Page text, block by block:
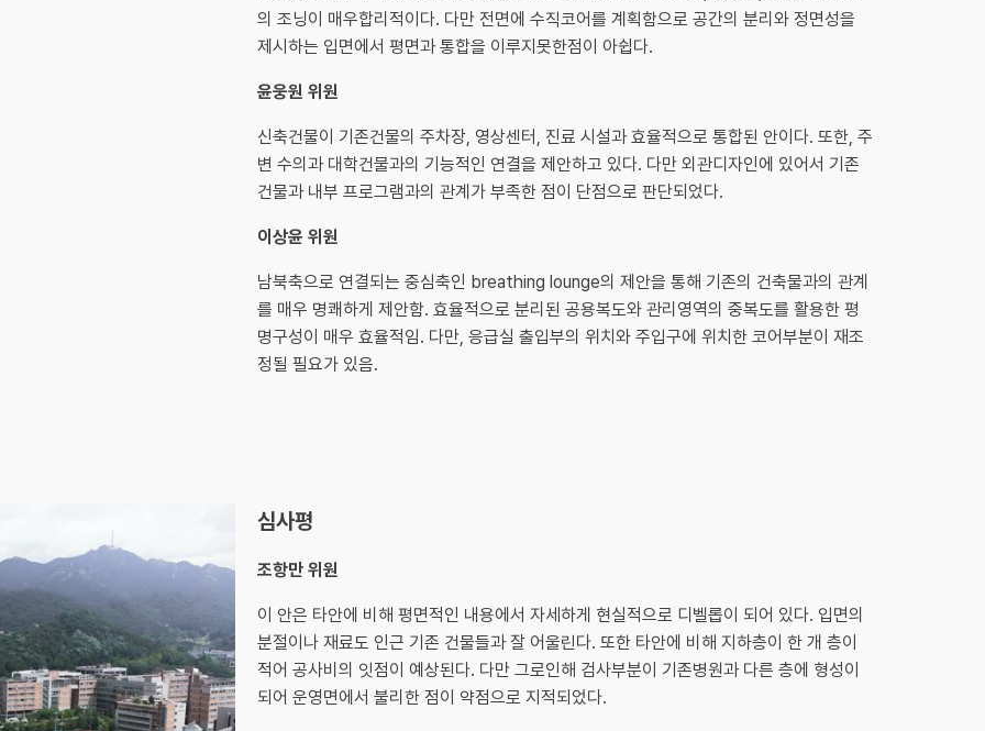
의 조닝이 매우합리적이다. 다만 전면에 수직코어를 계획함으로 공간의 분리와 정면성을
제시하는 입면에서 평면과 통합을 이루지못한점이 아쉽다.
윤웅원 위원
신축건물이 기존건물의 주차장, 영상센터, 진료 시설과 효율적으로 통합된 안이다. 또한, 주
변 수의과 대학건물과의 기능적인 연결을 제안하고 있다. 다만 외관디자인에 있어서 기존
건물과 내부 프로그램과의 관계가 부족한 점이 단점으로 판단되었다.
이상윤 위원
남북축으로 연결되는 중심축인 breathing lounge의 제안을 통해 기존의 건축물과의 관계
를 매우 명쾌하게 제안함. 효율적으로 분리된 공용복도와 관리영역의 중복도를 활용한 평
명구성이 매우 효율적임. 다만, 응급실 출입부의 위치와 주입구에 위치한 코어부분이 재조
정될 필요가 있음.
심사평
조항만 위원
이 안은 타안에 비해 평면적인 내용에서 자세하게 현실적으로 디벨롭이 되어 있다. 입면의
분절이나 재료도 인근 기존 건물들과 잘 어울린다. 또한 타안에 비해 지하층이 한 개 층이
적어 공사비의 잇점이 예상된다. 다만 그로인해 검사부분이 기존병원과 다른 층에 형성이
되어 운영면에서 불리한 점이 약점으로 지적되었다.